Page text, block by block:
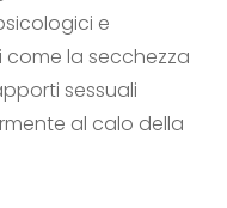
e
come la secchezza
sessuali
al calo della